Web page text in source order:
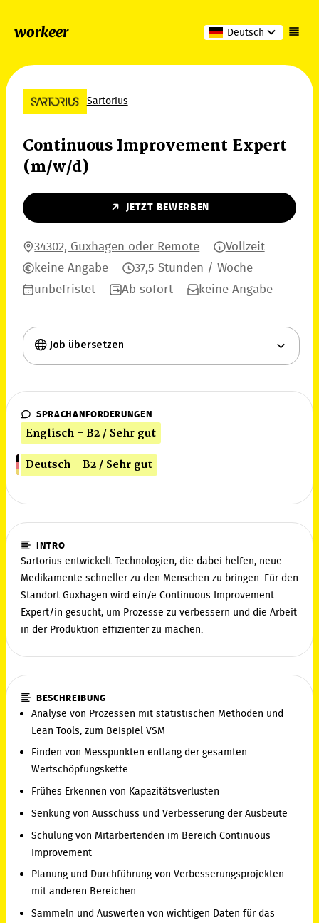
workeer Deutsch
Sartorius
Continuous Improvement Expert
(m/w/d)
JETZT BEWERBEN
34302, Guxhagen oder Remote
Vollzeit
keine Angabe
37,5 Stunden / Woche
unbefristet
Ab sofort keine Angabe
Job übersetzen
SPRACHANFORDERUNGEN
Englisch - B2 / Sehr gut
Deutsch - B2 / Sehr gut
INTRO
Sartorius entwickelt Technologien, die dabei helfen, neue
Medikamente schneller zu den Menschen zu bringen. Für den
Standort Guxhagen wird ein/e Continuous Improvement
Expert/in gesucht, um Prozesse zu verbessern und die Arbeit
in der Produktion effizienter zu machen.
BESCHREIBUNG
Analyse von Prozessen mit statistischen Methoden und
Lean Tools, zum Beispiel VSM
Finden von Messpunkten entlang der gesamten
Wertschöpfungskette
Frühes Erkennen von Kapazitätsverlusten
Senkung von Ausschuss und Verbesserung der Ausbeute
Schulung von Mitarbeitenden im Bereich Continuous
Improvement
Planung und Durchführung von Verbesserungsprojekten
mit anderen Bereichen
Sammeln und Auswerten von wichtigen Daten für das